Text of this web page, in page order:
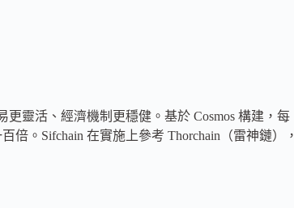
靈活、經濟機制更穩健。基於 Cosmos 構建，每
。Sifchain 在實施上參考 Thorchain（雷神鏈），